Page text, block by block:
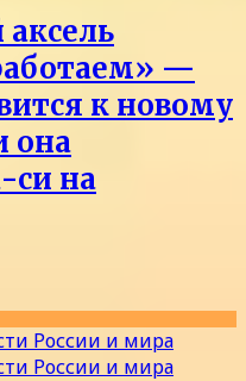
—
к новому
она
си на